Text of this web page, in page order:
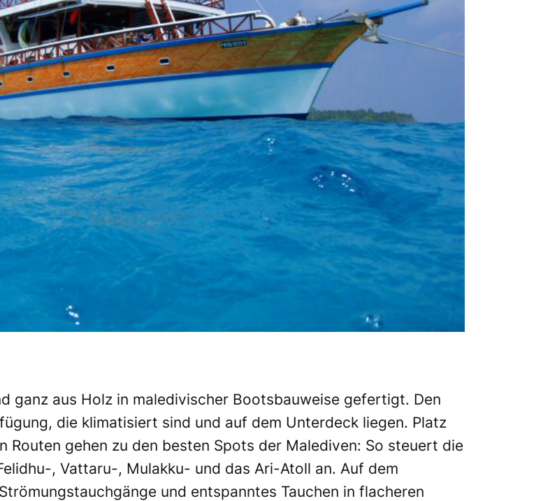
ganz aus Holz in maledivischer Bootsbauweise gefertigt. Den
die klimatisiert sind und auf dem Unterdeck liegen. Platz
Routen gehen zu den besten Spots der Malediven: So steuert die
, Vattaru-, Mulakku- und das Ari-Atoll an. Auf dem
und entspanntes Tauchen in flacheren